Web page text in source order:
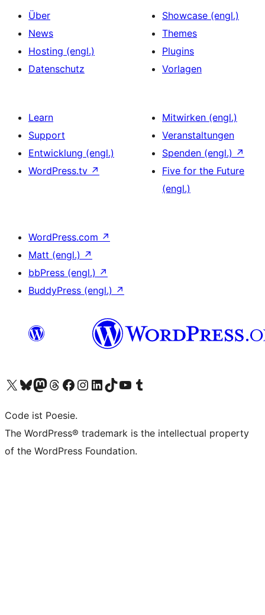
Über
News
Hosting (engl.)
Datenschutz
Showcase (engl.)
Themes
Plugins
Vorlagen
Learn
Support
Entwicklung (engl.)
WordPress.tv ↗
Mitwirken (engl.)
Veranstaltungen
Spenden (engl.) ↗
Five for the Future
(engl.)
WordPress.com ↗
Matt (engl.) ↗
bbPress (engl.) ↗
BuddyPress (engl.) ↗
Unser X-Konto (früher Twitter) besuchen
Unser Bluesky-Konto besuchen
Unser Mastodon-Konto besuchen
Unser Threads-Konto besuchen
Unsere Facebook-Seite besuchen
Unser Instagram-Konto besuchen
Unser LinkedIn-Konto besuchen
Unser TikTok-Konto besuchen
Unseren YouTube-Kanal besuchen
Unser Tumblr-Konto besuchen
Code ist Poesie.
The WordPress® trademark is the intellectual property
of the WordPress Foundation.